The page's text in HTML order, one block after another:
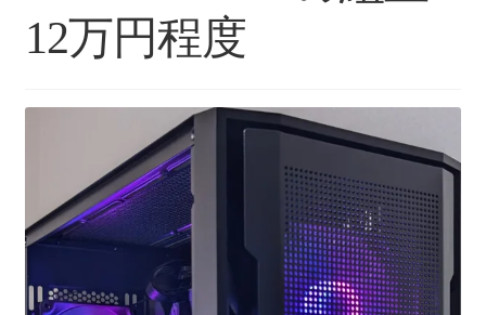
お買い物ガイド
フルカスタマイズ相談
みんなのPC組立履歴
ご使用時にあたって
12万円程度